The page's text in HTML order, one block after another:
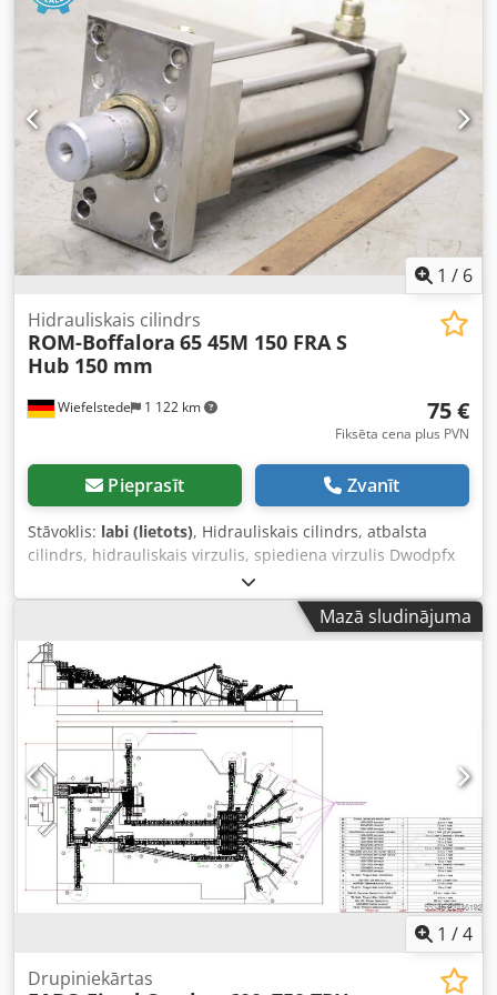
kāpnes konveijeru: 1,3 m Transportēšanas augstums bez
kāpnes konveijera: 0,3 m Dodpfx Asxhgpfehqswa Maks.
atgriezumu izmērs: 300 × 300 mm APRĪKOJUMS Skaidas
transportieris Eagley Eye lāzera projektors 40 instrumenti
daudz dažādu piederumu
strāvas veids:
trīsfāzu, ieejas spriegums:400 V
frekvence:50 Hz, dzinēju ražotājs:SEW, Aprīkojums:
Pieejama identifikācijas plāksnīte, avārijas apturēšana,
dokumentācija / rokasgrāmata,
1 / 6
Wiefelstede 1 122 km
Hidrauliskais cilindrs
ROM-Boffalora 65 45M 150 FRA S
Hub 150 mm
75 €
Fiksēta cena plus PVN
Pieprasīt Zvanīt
Stāvoklis: labi (lietots), Hidrauliskais cilindrs, atbalsta
cilindrs, hidrauliskais virzulis, spiediena virzulis Dwodpfx
Ahsmkm I Usqsa -Ražotājs: ROM-Boffalora, dubultās
darbības hidrauliskais cilindrs, gājiens 150 mm -Tips: 65
45M 150 FRA S -Vārpstas diametrs: Ø 45 mm -Daudzums:
pieejami 2 cilindri -Cena: par gabalu -Izmēri: 375/100/H160
mm -Svars: 14,8 kg/gab.
Mazā sludinājuma
1 /4
Drupiniekārtas